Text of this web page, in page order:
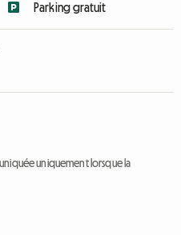
Parking gratuit
uniquement lorsque la